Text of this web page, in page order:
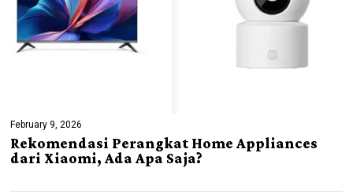
February 9, 2026
Rekomendasi Perangkat Home Appliances
dari Xiaomi, Ada Apa Saja?